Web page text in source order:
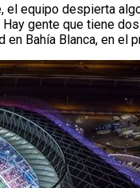
el equipo despierta
gente que tiene
en Bahía Blanca, en el